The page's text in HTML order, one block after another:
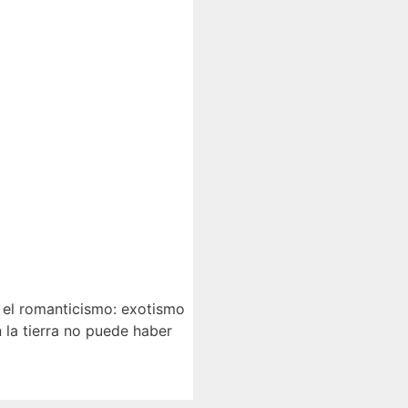
romanticismo: exotismo
tierra no puede haber